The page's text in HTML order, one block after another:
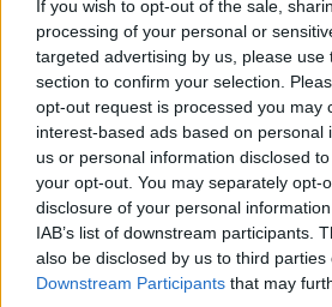
If you wish to opt-out of the sale,
processing of your personal or
targeted advertising by us, please use
section to confirm your selection.
opt-out request is processed you may
interest-based ads based on personal
us or personal information disclosed
your opt-out. You may separately opt-
disclosure of your personal
IAB’s list of downstream participants.
also be disclosed by us to third parties
Downstream Participants that may
Μηχανογραφικό Δελτίο σε όλες
Γ. Αποστέλλουν (μέχρι και την
2026 ημερομηνία ταχυδρομικής
(2) ανωτέρω έγγραφα μαζί με:
– ένα (1) φωτοαντίγραφο του
Δευτεροβάθμιας Εκπαίδευσης
Απόφοιτους).
– ένα (1) φωτοαντίγραφο του